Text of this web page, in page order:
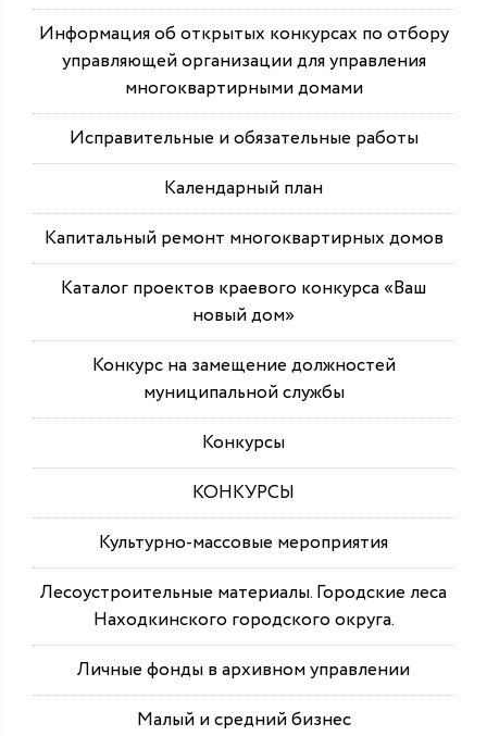
Информация об открытых конкурсах по отбору
управляющей организации для управления
многоквартирными домами
Исправительные и обязательные работы
Календарный план
Капитальный ремонт многоквартирных домов
Каталог проектов краевого конкурса «Ваш
новый дом»
Конкурс на замещение должностей
муниципальной службы
Конкурсы
КОНКУРСЫ
Культурно-массовые мероприятия
Лесоустроительные материалы. Городские леса
Находкинского городского округа.
Личные фонды в архивном управлении
Малый и средний бизнес